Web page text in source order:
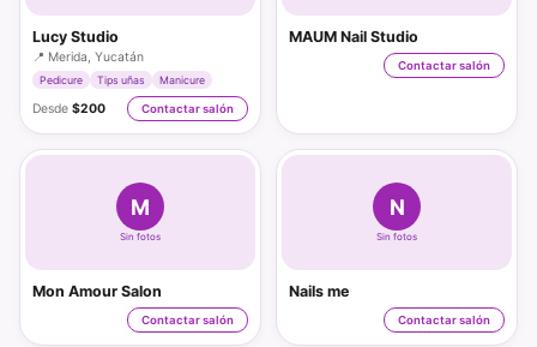
Lucy Studio
📍 Merida, Yucatán
Pedicure Tips uñas Manicure
Desde $200 Contactar salón
MAUM Nail Studio
Contactar salón
M
Sin fotos
Mon Amour Salon
Contactar salón
N
Sin fotos
Nails me
Contactar salón